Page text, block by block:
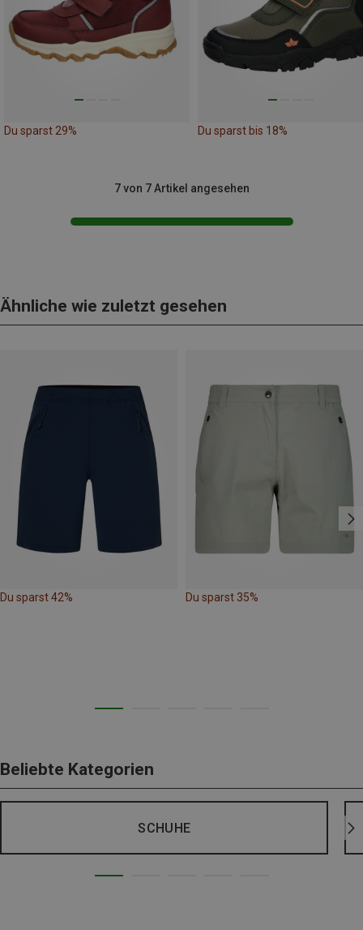
Du sparst 29% Du sparst bis 18%
7 von 7 Artikel angesehen
Ähnliche wie zuletzt gesehen
Du sparst 42% Du sparst 35%
Beliebte Kategorien
SCHUHE